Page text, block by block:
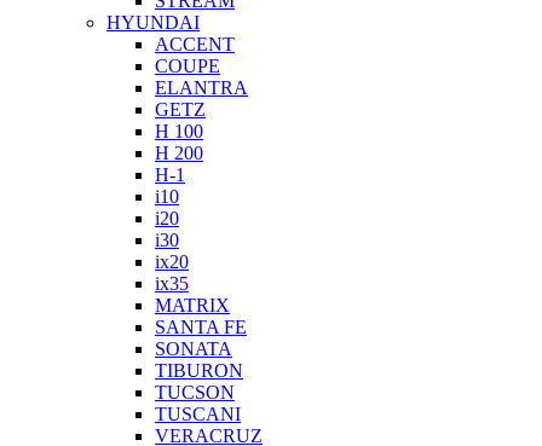
HYUNDAI
ACCENT
COUPE
ELANTRA
GETZ
H 100
H 200
H-1
i10
i20
i30
ix20
ix35
MATRIX
SANTA FE
SONATA
TIBURON
TUCSON
TUSCANI
VERACRUZ